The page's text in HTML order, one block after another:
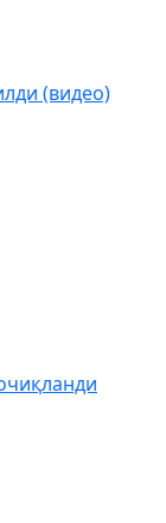
(видео)